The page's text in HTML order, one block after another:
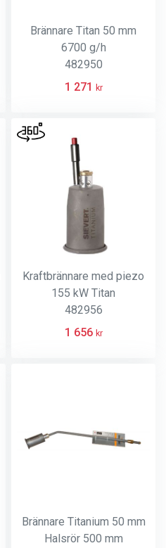
Brännare Titan 50 mm
6700 g/h
482950
1 271 kr
Kraftbrännare med piezo
155 kW Titan
482956
1 656 kr
Brännare Titanium 50 mm
Halsrör 500 mm